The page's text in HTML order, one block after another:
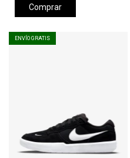
Comprar
ENVÍO GRATIS